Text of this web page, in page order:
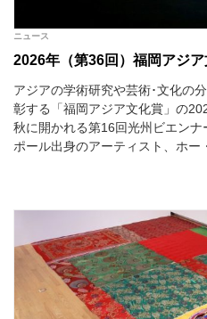
ニュース
2026年（第36回）福岡アジ
アジアの学術研究や芸術･文化の
彰する「福岡アジア文化賞」の
秋に開かれる第16回光州ビエン
ポール出身のアーティスト、ホー